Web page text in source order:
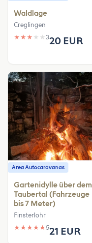
Waldlage
Creglingen
★ ★ ★ ★ ★ 320 EUR
Area Autocaravanas
Gartenidylle über dem
Taubertal (Fahrzeuge
bis 7 Meter)
Finsterlohr
★ ★ ★ ★ ★521 EUR